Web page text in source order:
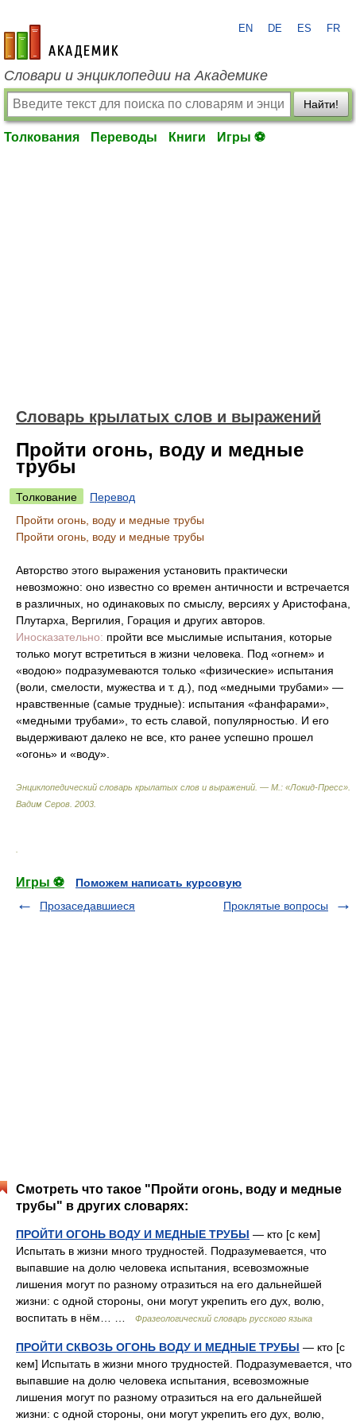
academic.ru
EN DE ES FR
Словари и энциклопедии на Академике
Найти!
Толкования Переводы Книги Игры ⚽
Словарь крылатых слов и выражений
Пройти огонь, воду и медные
трубы
Толкование
Перевод
Пройти огонь, воду и медные трубы
Пройти огонь, воду и медные трубы
Авторство этого выражения установить практически
невозможно: оно известно со времен античности и встречается
в различных, но одинаковых по смыслу, версиях у Аристофана,
Плутарха, Вергилия, Горация и других авторов.
Иносказательно: пройти все мыслимые испытания, которые
только могут встретиться в жизни человека. Под «огнем» и
«водою» подразумеваются только «физические» испытания
(воли, смелости, мужества и т. д.), под «медными трубами» —
нравственные (самые трудные): испытания «фанфарами»,
«медными трубами», то есть славой, популярностью. И его
выдерживают далеко не все, кто ранее успешно прошел
«огонь» и «воду».
Энциклопедический словарь крылатых слов и выражений. — М.: «Локид-Пресс»
Вадим Серов 2003
Игры ⚽
Поможем написать курсовую
Прозаседавшиеся
Проклятые вопросы
Смотреть что такое "Пройти огонь, воду и медные
трубы" в других словарях:
ПРОЙТИ ОГОНЬ ВОДУ И МЕДНЫЕ ТРУБЫ — кто [с кем]
Испытать в жизни много трудностей. Подразумевается, что
выпавшие на долю человека испытания, всевозможные
лишения могут по разному отразиться на его дальнейшей
жизни: с одной стороны, они могут укрепить его дух, волю,
воспитать в нём… …
Фразеологический словарь русского языка
ПРОЙТИ СКВОЗЬ ОГОНЬ ВОДУ И МЕДНЫЕ ТРУБЫ — кто [с
кем] Испытать в жизни много трудностей. Подразумевается, что
выпавшие на долю человека испытания, всевозможные
лишения могут по разному отразиться на его дальнейшей
жизни: с одной стороны, они могут укрепить его дух, волю,